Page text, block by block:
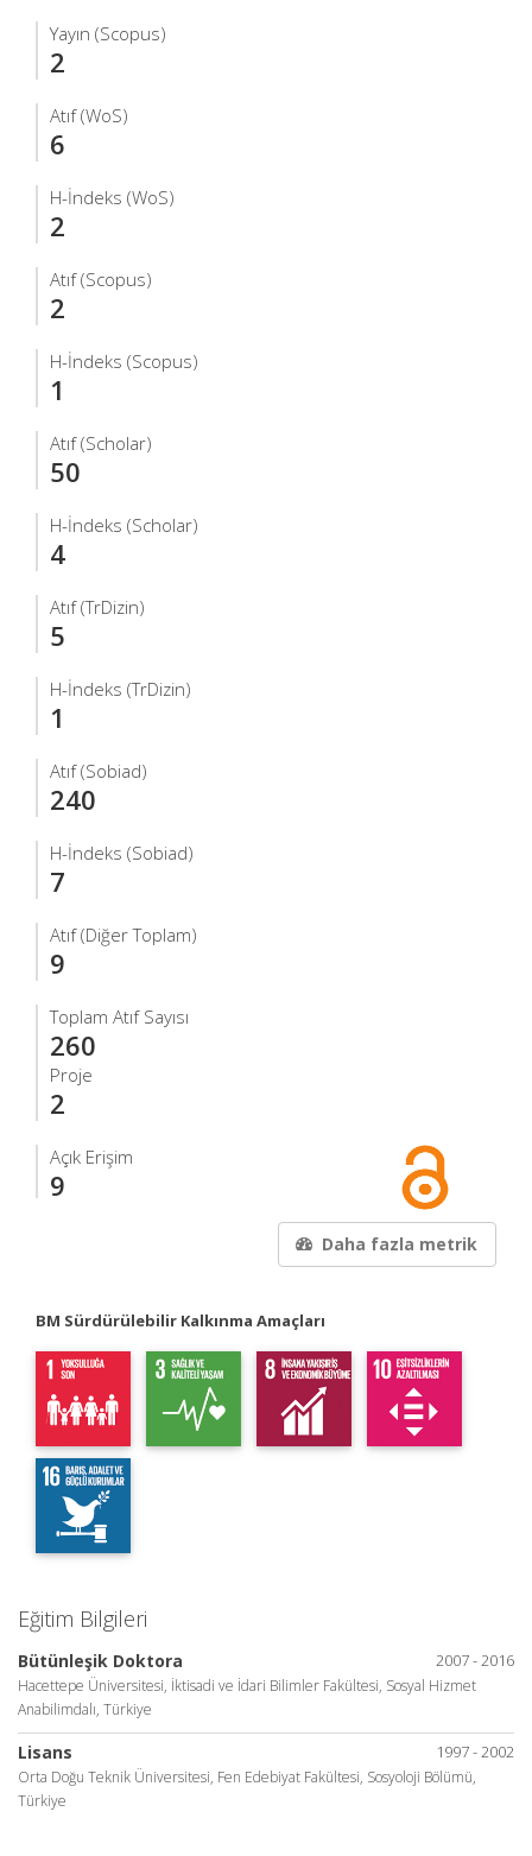
Yayın (Scopus)
2
Atıf (WoS)
6
H-İndeks (WoS)
2
Atıf (Scopus)
2
H-İndeks (Scopus)
1
Atıf (Scholar)
50
H-İndeks (Scholar)
4
Atıf (TrDizin)
5
H-İndeks (TrDizin)
1
Atıf (Sobiad)
240
H-İndeks (Sobiad)
7
Atıf (Diğer Toplam)
9
Toplam Atıf Sayısı
260
Proje
2
Açık Erişim
9
Daha fazla metrik
BM Sürdürülebilir Kalkınma Amaçları
Eğitim Bilgileri
2007 - 2016
Bütünleşik Doktora
Hacettepe Üniversitesi, İktisadi ve İdari Bilimler Fakültesi, Sosyal Hizmet
Anabilimdalı, Türkiye
1997 - 2002
Lisans
Orta Doğu Teknik Üniversitesi, Fen Edebiyat Fakültesi, Sosyoloji Bölümü,
Türkiye